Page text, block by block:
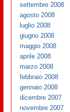
settembre 2008
agosto 2008
luglio 2008
giugno 2008
maggio 2008
aprile 2008
marzo 2008
febbraio 2008
gennaio 2008
dicembre 2007
novembre 2007